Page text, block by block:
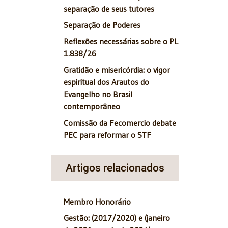
separação de seus tutores
Separação de Poderes
Reflexões necessárias sobre o PL
1.838/26
Gratidão e misericórdia: o vigor
espiritual dos Arautos do
Evangelho no Brasil
contemporâneo
Comissão da Fecomercio debate
PEC para reformar o STF
Artigos relacionados
Membro Honorário
Gestão: (2017/2020) e (janeiro